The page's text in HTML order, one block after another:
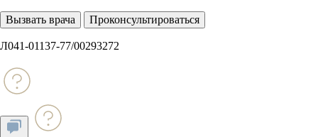
Вызвать врача Проконсультироваться
Л041-01137-77/00293272